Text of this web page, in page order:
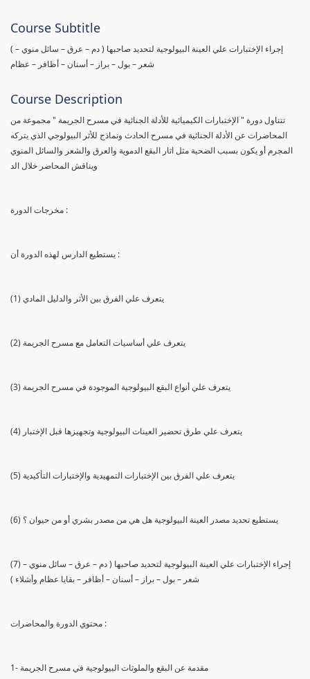
Course Subtitle
( إجراء الإختبارات علي العينة البيولوجية لتحديد صاحبها ( دم – عرق – سائل منوي –
شعر – بول – براز – أسنان – أظافر – عظام
Course Description
تتناول دورة " الإختبارات الكيميائية للأدلة الجنائية في مسرح الجريمة " مجموعة من
المحاضرات عن الأدلة الجنائية في مسرح الحادث ونماذج للأثر البيولوجي الذي يتركه
المجرم أو يكون بسبب الضحية مثل اثار البقع الدموية والعرق والشعر والسائل المنوي
ويناقش المحاضر خلال الد
مخرجات الدورة :
يستطيع الدارس لهذه الدورة أن :
(1) يتعرف علي الفرق بين الأثر والدليل المادي
(2) يتعرف علي أساسيات التعامل مع مسرح الجريمة
(3) يتعرف علي أنواع البقع البيولوجية الموجودة في مسرح الجريمة
(4) يتعرف علي طرق تحضير العينات البيولوجية وتجهيزها قبل الإختبار
(5) يتعرف علي الفرق بين الإختبارات التمهيدية والإختبارات التأكيدية
(6) يستطيع تحديد مصدر العينة البيولوجية هل هي من مصدر بشري أو من حيوان ؟
(7) إجراء الإختبارات علي العينة البيولوجية لتحديد صاحبها ( دم – عرق – سائل منوي –
شعر – بول – براز – أسنان – أظافر – بقايا عظام وأشلاء )
محتوي الدورة والمحاضرات :
1- مقدمة عن البقع والملوثات البيولوجية في مسرح الجريمة